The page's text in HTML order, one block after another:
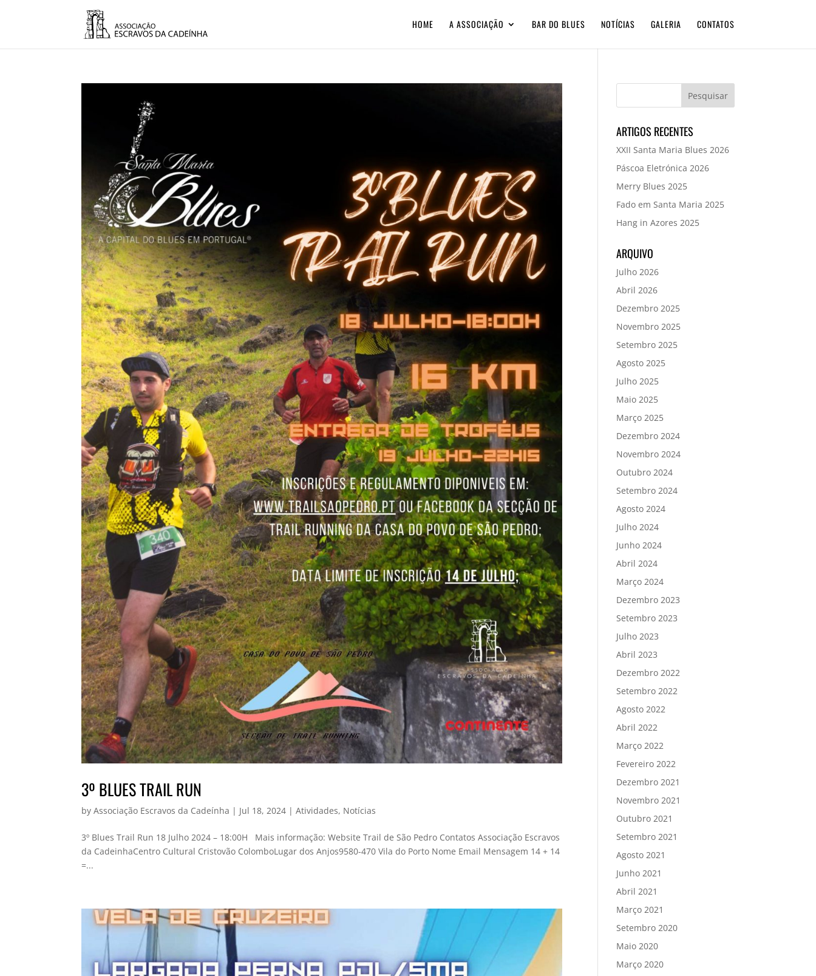
HOME A ASSOCIAÇÃO BAR DO BLUES NOTÍCIAS GALERIA CONTATOS
3º BLUES TRAIL RUN
byAssociação Escravos da Cadeínha | Jul 18, 2024 |Atividades, Notícias
3º Blues Trail Run 18 Julho 2024 – 18:00H Mais informação: Website Trail de São Pedro Contatos Associação Escravos
da CadeinhaCentro Cultural Cristovão ColomboLugar dos Anjos9580-470 Vila do Porto Nome Email Mensagem 14 + 14
=...
ARTIGOS RECENTES
XXII Santa Maria Blues 2026
Páscoa Eletrónica 2026
Merry Blues 2025
Fado em Santa Maria 2025
Hang in Azores 2025
ARQUIVO
Julho 2026
Abril 2026
Dezembro 2025
Novembro 2025
Setembro 2025
Agosto 2025
Julho 2025
Maio 2025
Março 2025
Dezembro 2024
Novembro 2024
Outubro 2024
Setembro 2024
Agosto 2024
Julho 2024
Junho 2024
Abril 2024
Março 2024
Dezembro 2023
Setembro 2023
Julho 2023
Abril 2023
Dezembro 2022
Setembro 2022
Agosto 2022
Abril 2022
Março 2022
Fevereiro 2022
Dezembro 2021
Novembro 2021
Outubro 2021
Setembro 2021
Agosto 2021
Junho 2021
Abril 2021
Março 2021
Setembro 2020
Maio 2020
Março 2020